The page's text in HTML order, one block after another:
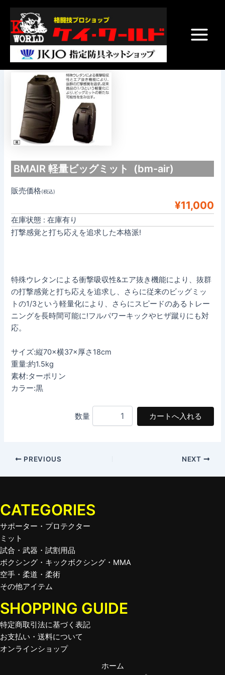
Menu
軽量ビッグミット
BMAIR 軽量ビッグミット (bm-air)
販売価格(税込)
¥11,000
在庫状態 : 在庫有り
打撃感覚と打ち応えを追求した本格派!
特殊ウレタンによる衝撃吸収性&エア抜き機能により、抜群
の打撃感覚と打ち応えを追求し、さらに従来のビッグミッ
トの1/3という軽量化により、さらにスピードのあるトレー
ニングを長時間可能に!フルパワーキックやヒザ蹴りにも対
応。
サイズ:縦70×横37×厚さ18cm
重量:約1.5kg
素材:ターポリン
カラー:黒
数量
Post
navigation
PREVIOUS NEXT
CATEGORIES
サポーター・プロテクター
ミット
試合・武器・試割用品
ボクシング・キックボクシング・MMA
空手・柔道・柔術
その他アイテム
SHOPPING GUIDE
特定商取引法に基づく表記
お支払い・送料について
オンラインショップ
ホーム